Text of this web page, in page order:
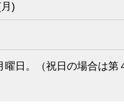
月)
曜日。（祝日の場合は第